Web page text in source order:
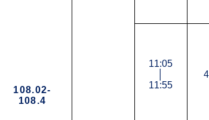
108.02-
108.4
11:05
11:55
4